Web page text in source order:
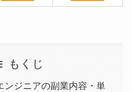
もくじ
ンジニアの副業内容・単